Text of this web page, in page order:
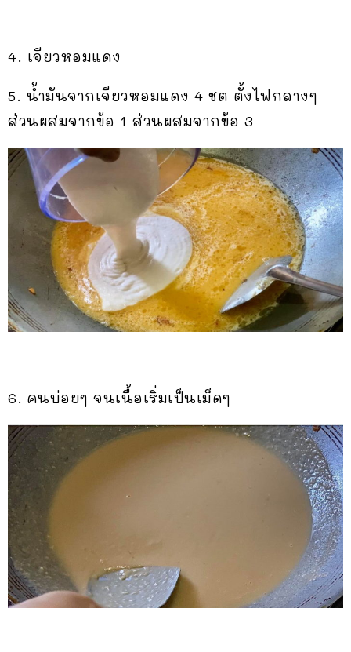
4. เจียวหอมแดง
5. น้ำมันจากเจียวหอมแดง 4 ชต ตั้งไฟกลางๆ
ส่วนผสมจากข้อ 1 ส่วนผสมจากข้อ 3
6. คนบ่อยๆ จนเนื้อเริ่มเป็นเม็ดๆ